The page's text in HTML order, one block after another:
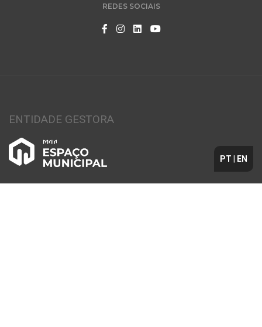
PT EN
REDES SOCIAIS
ENTIDADE GESTORA